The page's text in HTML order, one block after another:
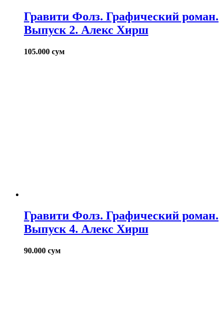
Гравити Фолз. Графический роман.
Выпуск 2. Алекс Хирш
105.000 сум
Гравити Фолз. Графический роман.
Выпуск 4. Алекс Хирш
90.000 сум